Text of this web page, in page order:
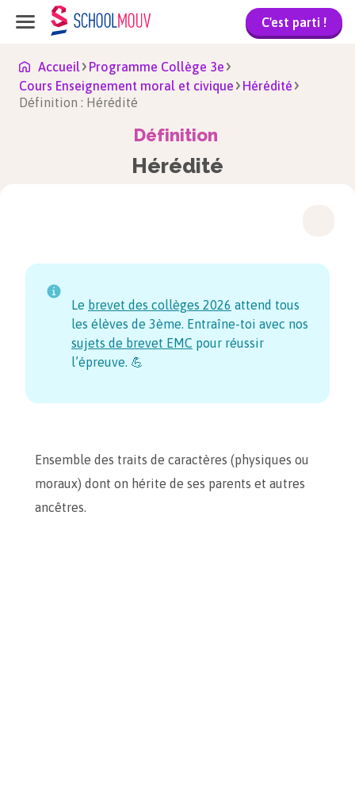
C'est parti !
Accueil
Programme Collège 3e
Cours Enseignement moral et civique
Hérédité
Définition : Hérédité
Définition
Hérédité
Le brevet des collèges 2026 attend tous
les élèves de 3ème. Entraîne-toi avec nos
sujets de brevet EMC pour réussir
l’épreuve. 💪
Ensemble des traits de caractères (physiques ou
moraux) dont on hérite de ses parents et autres
ancêtres.